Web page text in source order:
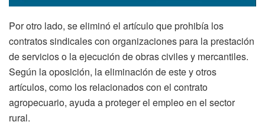
Por otro lado, se eliminó el artículo que prohibía los
contratos sindicales con organizaciones para la prestación
de servicios o la ejecución de obras civiles y mercantiles.
Según la oposición, la eliminación de este y otros
artículos, como los relacionados con el contrato
agropecuario, ayuda a proteger el empleo en el sector
rural.